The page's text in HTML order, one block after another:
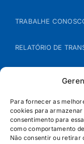
Para fornecer as
cookies para
consentimento para
como comportamento
Não consentir ou retirar
TRABALHE
RELATÓRIO DE
POLÍTICA DE
POLÍTICA DE